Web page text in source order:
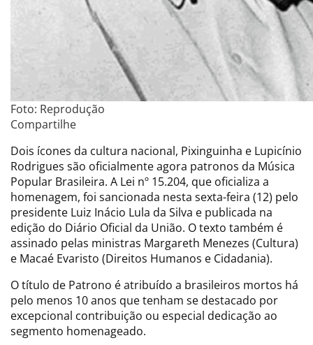
Foto: Reprodução
Compartilhe
Dois ícones da cultura nacional, Pixinguinha e Lupicínio
Rodrigues são oficialmente agora patronos da Música
Popular Brasileira. A Lei nº 15.204, que oficializa a
homenagem, foi sancionada nesta sexta-feira (12) pelo
presidente Luiz Inácio Lula da Silva e publicada na
edição do Diário Oficial da União. O texto também é
assinado pelas ministras Margareth Menezes (Cultura)
e Macaé Evaristo (Direitos Humanos e Cidadania).
O título de Patrono é atribuído a brasileiros mortos há
pelo menos 10 anos que tenham se destacado por
excepcional contribuição ou especial dedicação ao
segmento homenageado.